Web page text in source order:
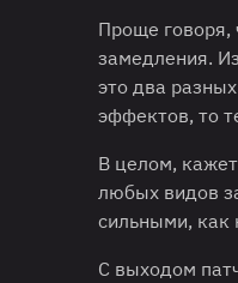
Проще говоря,
замедления.
это два
эффектов, то
В целом,
любых видов
сильными, как
С выходом